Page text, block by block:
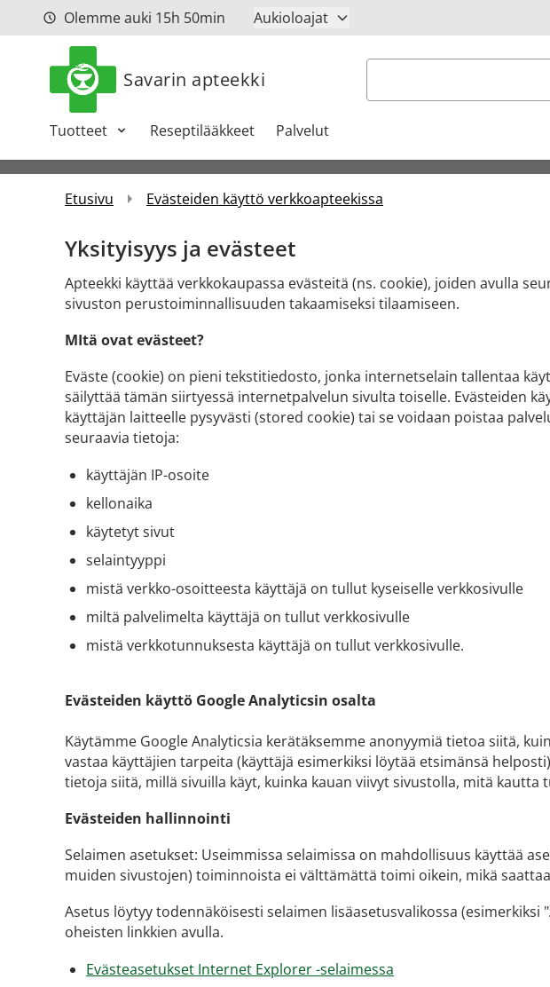
Siirry sisältöönOlemme auki 15h 50min Aukioloajat
Savarin apteekki Haku
Tuotteet Reseptilääkkeet Palvelut
Etusivu Evästeiden käyttö verkkoapteekissa
Yksityisyys ja evästeet
Apteekki käyttää verkkokaupassa evästeitä (ns. cookie), joiden avulla
sivuston perustoiminnallisuuden takaamiseksi tilaamiseen.
MItä ovat evästeet?
Eväste (cookie) on pieni tekstitiedosto, jonka internetselain tallentaa
säilyttää tämän siirtyessä internetpalvelun sivulta toiselle. Evästeiden
käyttäjän laitteelle pysyvästi (stored cookie) tai se voidaan poistaa
seuraavia tietoja:
käyttäjän IP-osoite
kellonaika
käytetyt sivut
selaintyyppi
mistä verkko-osoitteesta käyttäjä on tullut kyseiselle verkkosivulle
miltä palvelimelta käyttäjä on tullut verkkosivulle
mistä verkkotunnuksesta käyttäjä on tullut verkkosivulle.
Evästeiden käyttö Google Analyticsin osalta
Käytämme Google Analyticsia kerätäksemme anonyymiä tietoa siitä,
vastaa käyttäjien tarpeita (käyttäjä esimerkiksi löytää etsimänsä
tietoja siitä, millä sivuilla käyt, kuinka kauan viivyt sivustolla, mitä kautta
Evästeiden hallinnointi
Selaimen asetukset: Useimmissa selaimissa on mahdollisuus käyttää
muiden sivustojen) toiminnoista ei välttämättä toimi oikein, mikä
Asetus löytyy todennäköisesti selaimen lisäasetusvalikossa
oheisten linkkien avulla.
Evästeasetukset Internet Explorer -selaimessa